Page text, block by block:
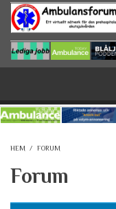
Hoppa till huvudinnehåll
HEM / FORUM
Forum